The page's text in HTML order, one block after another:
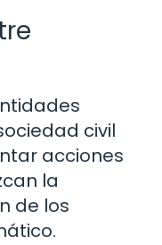
civil
acciones
la
de los